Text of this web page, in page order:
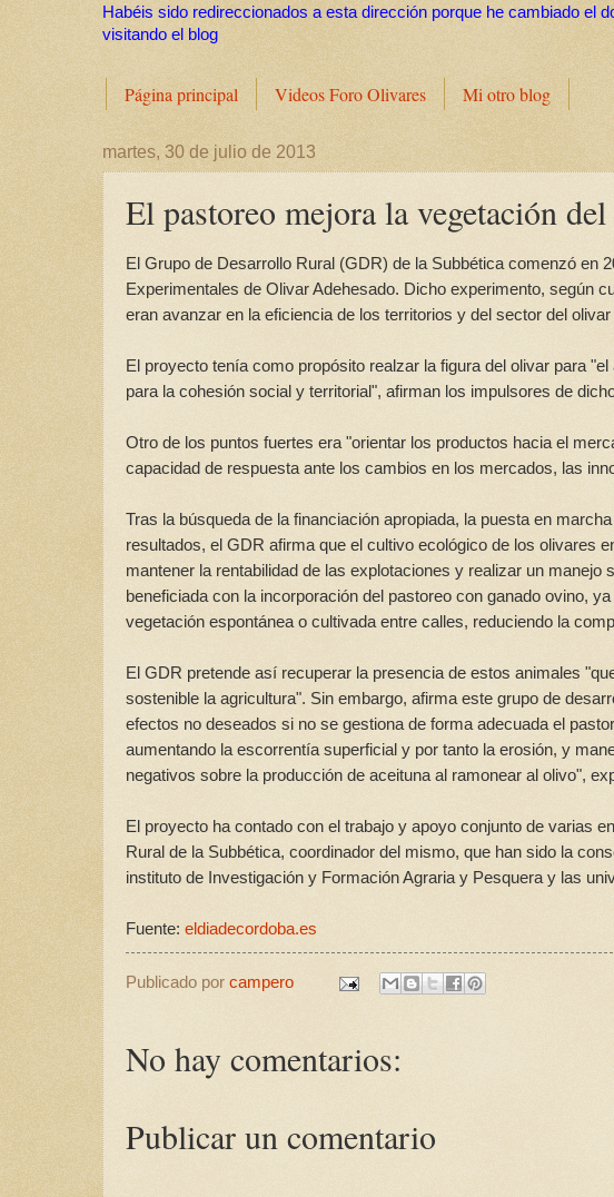
Habéis sido redireccionados a esta dirección porque he cambiado el
visitando el blog
Página principal Videos Foro Olivares Mi otro blog
martes, 30 de julio de 2013
El pastoreo mejora la vegetación
El Grupo de Desarrollo Rural (GDR) de la Subbética comenzó en
Experimentales de Olivar Adehesado. Dicho experimento, según
eran avanzar en la eficiencia de los territorios y del sector del
El proyecto tenía como propósito realzar la figura del olivar para
para la cohesión social y territorial", afirman los impulsores de
Otro de los puntos fuertes era "orientar los productos hacia el
capacidad de respuesta ante los cambios en los mercados, las
Tras la búsqueda de la financiación apropiada, la puesta en
resultados, el GDR afirma que el cultivo ecológico de los olivares
mantener la rentabilidad de las explotaciones y realizar un
beneficiada con la incorporación del pastoreo con ganado ovino,
vegetación espontánea o cultivada entre calles, reduciendo la
El GDR pretende así recuperar la presencia de estos animales
sostenible la agricultura". Sin embargo, afirma este grupo de
efectos no deseados si no se gestiona de forma adecuada el
aumentando la escorrentía superficial y por tanto la erosión, y
negativos sobre la producción de aceituna al ramonear al olivo",
El proyecto ha contado con el trabajo y apoyo conjunto de varias
Rural de la Subbética, coordinador del mismo, que han sido la
instituto de Investigación y Formación Agraria y Pesquera y las
Fuente: eldiadecordoba.es
Publicado por campero
No hay comentarios:
Publicar un comentario